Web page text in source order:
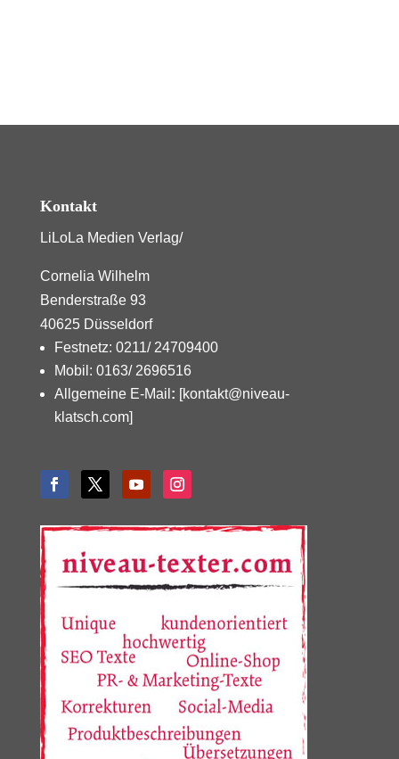
Kontakt
LiLoLa Medien Verlag/
Cornelia Wilhelm
Benderstraße 93
40625 Düsseldorf
Festnetz: 0211/ 24709400
Mobil: 0163/ 2696516
Allgemeine E-Mail : [kontakt@niveau-
klatsch.com]